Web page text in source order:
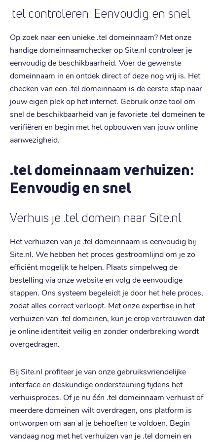
.tel controleren: Eenvoudig en snel
Op zoek naar een unieke .tel domeinnaam? Met onze
handige domeinnaamchecker op Site.nl controleer je
eenvoudig de beschikbaarheid. Voer de gewenste
domeinnaam in en ontdek direct of deze nog vrij is. Het
checken van een .tel domeinnaam is de eerste stap naar
jouw eigen plek op het internet. Gebruik onze tool om
snel de beschikbaarheid van je favoriete .tel domeinen te
verifiëren en begin met het opbouwen van jouw online
aanwezigheid.
.tel domeinnaam verhuizen:
Eenvoudig en snel
Verhuis je .tel domein naar Site.nl
Het verhuizen van je .tel domeinnaam is eenvoudig bij
Site.nl. We hebben het proces gestroomlijnd om je zo
efficiënt mogelijk te helpen. Plaats simpelweg de
bestelling via onze website en volg de eenvoudige
stappen. Ons systeem begeleidt je door het hele proces,
zodat alles correct verloopt. Met onze expertise in het
verhuizen van .tel domeinen, kun je erop vertrouwen dat
je online identiteit veilig en zonder onderbreking wordt
overgedragen.
Bij Site.nl profiteer je van onze gebruiksvriendelijke
interface en deskundige ondersteuning tijdens het
verhuisproces. Of je nu één .tel domeinnaam verhuist of
meerdere domeinen wilt overdragen, ons platform is
ontworpen om aan al je behoeften te voldoen. Begin
vandaag nog met het verhuizen van je .tel domein en